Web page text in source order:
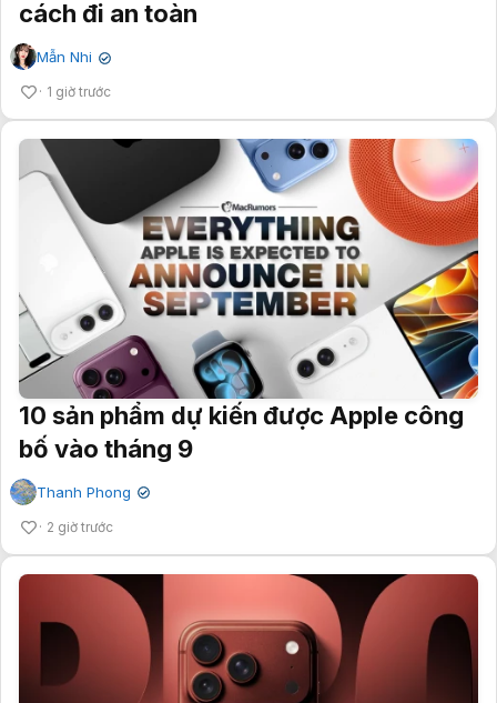
cách đi an toàn
Mẫn Nhi ✔
1 giờ trước
10 sản phẩm dự kiến được Apple công
bố vào tháng 9
Thanh Phong ✔
2 giờ trước